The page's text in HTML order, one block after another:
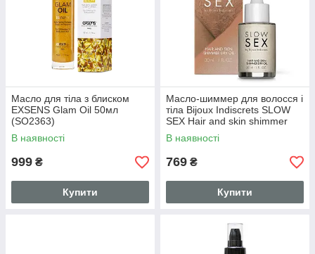
Масло для тіла з блиском
EXSENS Glam Oil 50мл
(SO2363)
В наявності
999 ₴
Купити
Масло-шиммер для волосся і
тіла Bijoux Indiscrets SLOW
SEX Hair and skin shimmer
dry oil
В наявності
769 ₴
Купити